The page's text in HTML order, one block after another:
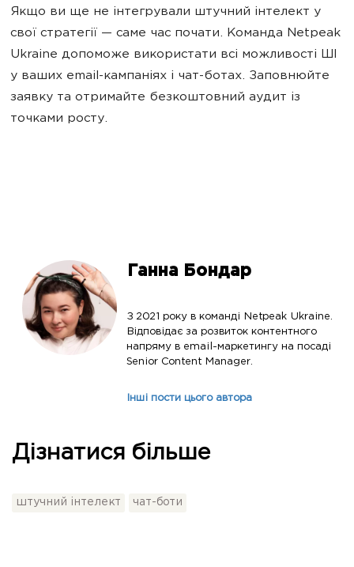
Якщо ви ще не інтегрували штучний інтелект у
свої стратегії — саме час почати. Команда Netpeak
Ukraine допоможе використати всі можливості ШІ
у ваших email-кампаніях і чат-ботах. Заповнюйте
заявку та отримайте безкоштовний аудит із
точками росту.
Ганна Бондар
З 2021 року в команді Netpeak Ukraine.
Відповідає за розвиток контентного
напряму в email-маркетингу на посаді
Senior Content Manager.
Інші пости цього автора
Дізнатися більше
штучний інтелект чат-боти